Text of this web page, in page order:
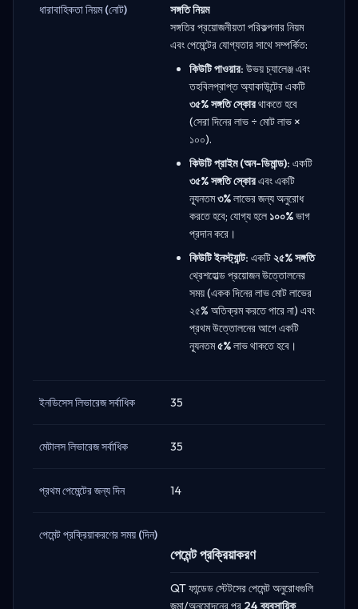
ধারাবাহিকতা নিয়ম (নোট)
সঙ্গতি নিয়ম
সঙ্গতির প্রয়োজনীয়তা পরিকল্পনার নিয়ম
এবং পেমেন্টের যোগ্যতার সাথে সম্পর্কিত:
কিউটি পাওয়ার: উভয় চ্যালেঞ্জ এবং
তহবিলপ্রাপ্ত অ্যাকাউন্টের একটি
৩৫% সঙ্গতি স্কোরথাকতে হবে
(সেরা দিনের লাভ ÷ মোট লাভ ×
১০০).
কিউটি প্রাইম (অন-ডিমান্ড): একটি
৩৫% সঙ্গতি স্কোরএবং একটি
ন্যূনতম৩%লাভের জন্য অনুরোধ
করতে হবে; যোগ্য হলে ১০০%ভাগ
প্রদান করে।
কিউটি ইনস্ট্যান্ট: একটি২৫% সঙ্গতি
থ্রেশহোল্ড প্রয়োজন উত্তোলনের
সময় (একক দিনের লাভ মোট লাভের
২৫% অতিক্রম করতে পারে না) এবং
প্রথম উত্তোলনের আগে একটি
ন্যূনতম৫%লাভ থাকতে হবে।
ইনডিসেস লিভারেজ সর্বাধিক 35
মেটালস লিভারেজ সর্বাধিক 35
প্রথম পেমেন্টের জন্য দিন 14
পেমেন্ট প্রক্রিয়াকরণের সময় (দিন)
পেমেন্ট প্রক্রিয়াকরণ
QT ফান্ডেড স্টেটসের পেমেন্ট অনুরোধগুলি
জমা/অনুমোদনের পর 24 ব্যবসায়িক